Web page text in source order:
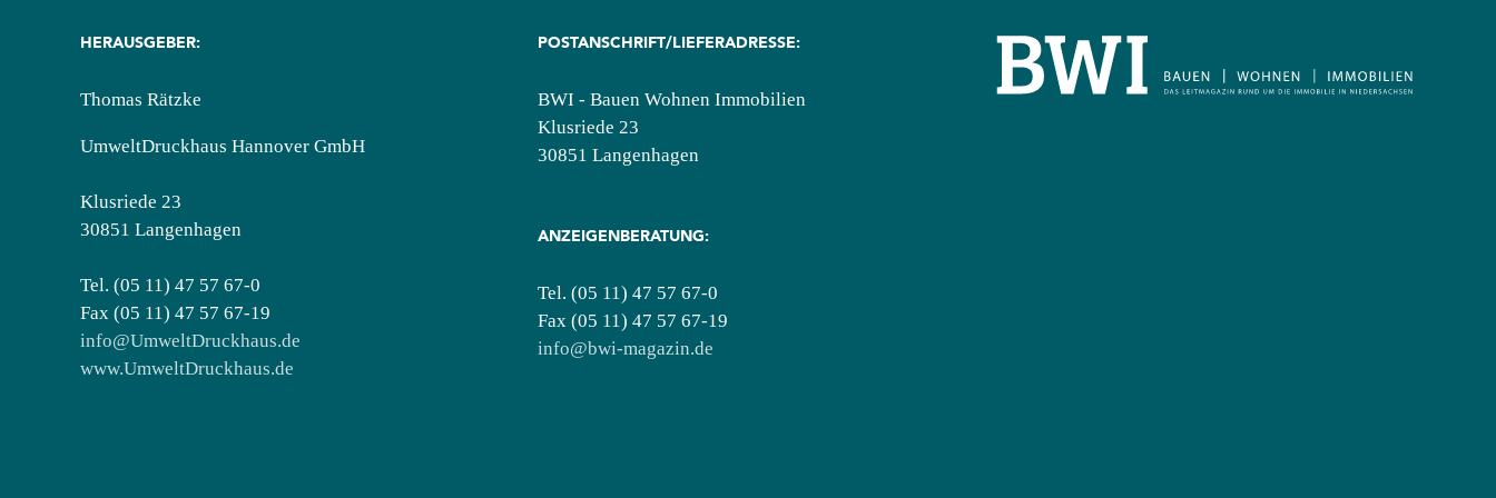
HERAUSGEBER:
Thomas Rätzke
UmweltDruckhaus Hannover GmbH
Klusriede 23
30851 Langenhagen
Tel. (05 11) 47 57 67-0
Fax (05 11) 47 57 67-19
info@UmweltDruckhaus.de
www.UmweltDruckhaus.de
POSTANSCHRIFT/LIEFERADRESSE:
BWI - Bauen Wohnen Immobilien
Klusriede 23
30851 Langenhagen
ANZEIGENBERATUNG:
Tel. (05 11) 47 57 67-0
Fax (05 11) 47 57 67-19
info@bwi-magazin.de